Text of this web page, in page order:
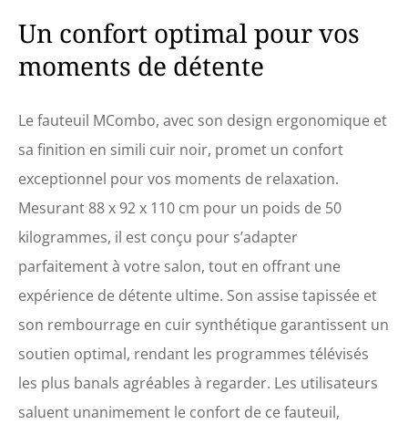
hanche, jambe, mollet et
cinq modes de vibration :
impulsion, pression, vague,
automatique et normal. Un
installé à l'arrière. Une
pour charger votre
cellulaire. Le dossier
permet de vous pencher en
arrière, tandis que l'assise
au rembourrage épais offre
un soutien à votre corps et
encore plus de confort. Le
dossier peut être réglé
électriquement jusqu'à
140°. Le repose-pieds peut
être déplié et replié par le
moteur électrique, ce qui
rend le fauteuil très peu
Un confort optimal pour vos
moments de détente
Le fauteuil MCombo, avec son design ergonomique et
sa finition en simili cuir noir, promet un confort
exceptionnel pour vos moments de relaxation.
Mesurant 88 x 92 x 110 cm pour un poids de 50
kilogrammes, il est conçu pour s’adapter
parfaitement à votre salon, tout en offrant une
expérience de détente ultime. Son assise tapissée et
son rembourrage en cuir synthétique garantissent un
soutien optimal, rendant les programmes télévisés
les plus banals agréables à regarder. Les utilisateurs
saluent unanimement le confort de ce fauteuil,